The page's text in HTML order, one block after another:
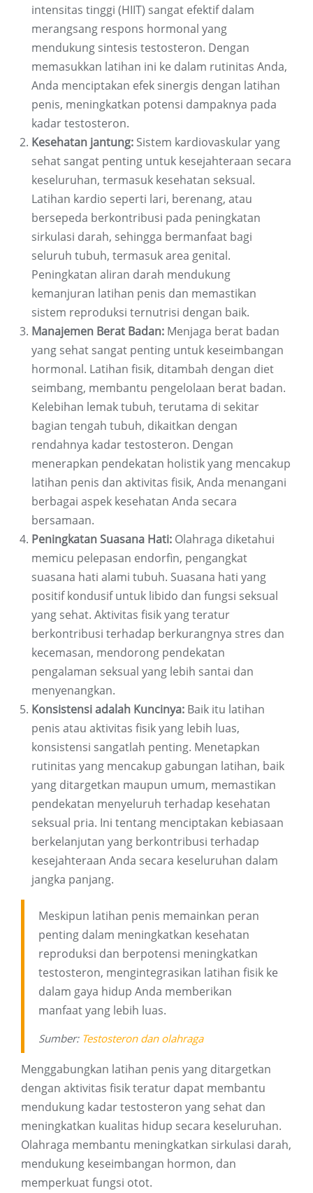
intensitas tinggi (HIIT) sangat efektif dalam
merangsang respons hormonal yang
mendukung sintesis testosteron. Dengan
memasukkan latihan ini ke dalam rutinitas Anda,
Anda menciptakan efek sinergis dengan latihan
penis, meningkatkan potensi dampaknya pada
kadar testosteron.
Kesehatan jantung: Sistem kardiovaskular yang
sehat sangat penting untuk kesejahteraan secara
keseluruhan, termasuk kesehatan seksual.
Latihan kardio seperti lari, berenang, atau
bersepeda berkontribusi pada peningkatan
sirkulasi darah, sehingga bermanfaat bagi
seluruh tubuh, termasuk area genital.
Peningkatan aliran darah mendukung
kemanjuran latihan penis dan memastikan
sistem reproduksi ternutrisi dengan baik.
Manajemen Berat Badan: Menjaga berat badan
yang sehat sangat penting untuk keseimbangan
hormonal. Latihan fisik, ditambah dengan diet
seimbang, membantu pengelolaan berat badan.
Kelebihan lemak tubuh, terutama di sekitar
bagian tengah tubuh, dikaitkan dengan
rendahnya kadar testosteron. Dengan
menerapkan pendekatan holistik yang mencakup
latihan penis dan aktivitas fisik, Anda menangani
berbagai aspek kesehatan Anda secara
bersamaan.
Peningkatan Suasana Hati: Olahraga diketahui
memicu pelepasan endorfin, pengangkat
suasana hati alami tubuh. Suasana hati yang
positif kondusif untuk libido dan fungsi seksual
yang sehat. Aktivitas fisik yang teratur
berkontribusi terhadap berkurangnya stres dan
kecemasan, mendorong pendekatan
pengalaman seksual yang lebih santai dan
menyenangkan.
Konsistensi adalah Kuncinya: Baik itu latihan
penis atau aktivitas fisik yang lebih luas,
konsistensi sangatlah penting. Menetapkan
rutinitas yang mencakup gabungan latihan, baik
yang ditargetkan maupun umum, memastikan
pendekatan menyeluruh terhadap kesehatan
seksual pria. Ini tentang menciptakan kebiasaan
berkelanjutan yang berkontribusi terhadap
kesejahteraan Anda secara keseluruhan dalam
jangka panjang.
Meskipun latihan penis memainkan peran
penting dalam meningkatkan kesehatan
reproduksi dan berpotensi meningkatkan
testosteron, mengintegrasikan latihan fisik ke
dalam gaya hidup Anda memberikan
manfaat yang lebih luas.
Sumber: Testosteron dan olahraga
Menggabungkan latihan penis yang ditargetkan
dengan aktivitas fisik teratur dapat membantu
mendukung kadar testosteron yang sehat dan
meningkatkan kualitas hidup secara keseluruhan.
Olahraga membantu meningkatkan sirkulasi darah,
mendukung keseimbangan hormon, dan
memperkuat fungsi otot.